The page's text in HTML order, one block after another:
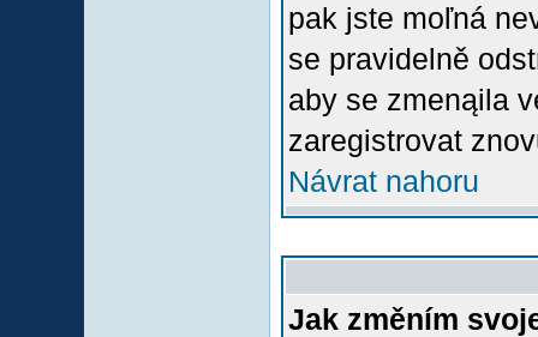
pak jste moľná
se pravidelně
aby se zmenąila
zaregistrovat
Návrat nahoru
Jak změním